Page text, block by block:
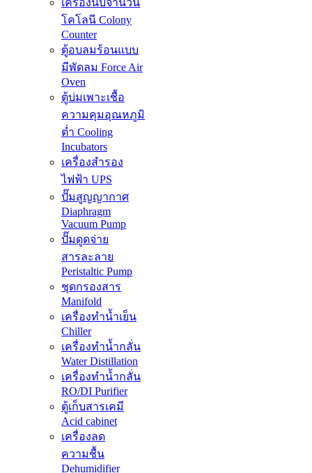
เครื่องนับจำนวน
โคโลนี Colony
Counter
ตู้อบลมร้อนแบบ
มีพัดลม Force Air
Oven
ตู้บ่มเพาะเชื้อ
ความคุมอุณหภูมิ
ต่ำ Cooling
Incubators
เครื่องสำรอง
ไฟฟ้า UPS
ปั๊มสูญญากาศ
Diaphragm
Vacuum Pump
ปั๊มดูดจ่าย
สารละลาย
Peristaltic Pump
ชุดกรองสาร
Manifold
เครื่องทำน้ำเย็น
Chiller
เครื่องทำน้ำกลั่น
Water Distillation
เครื่องทำน้ำกลั่น
RO/DI Purifier
ตู้เก็บสารเคมี
Acid cabinet
เครื่องลด
ความชื้น
Dehumidifier